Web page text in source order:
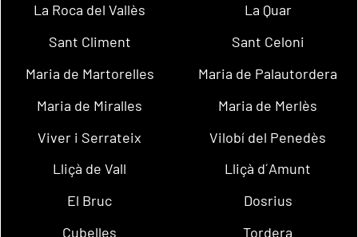
La Roca del Vallès
La Quar
Sant Climent
Sant Celoni
Maria de Martorelles
Maria de Palautordera
Maria de Miralles
Maria de Merlès
Viver i Serrateix
Vilobí del Penedès
Lliçà de Vall
Lliçà d´Amunt
El Bruc
Dosrius
Cubelles
Tordera